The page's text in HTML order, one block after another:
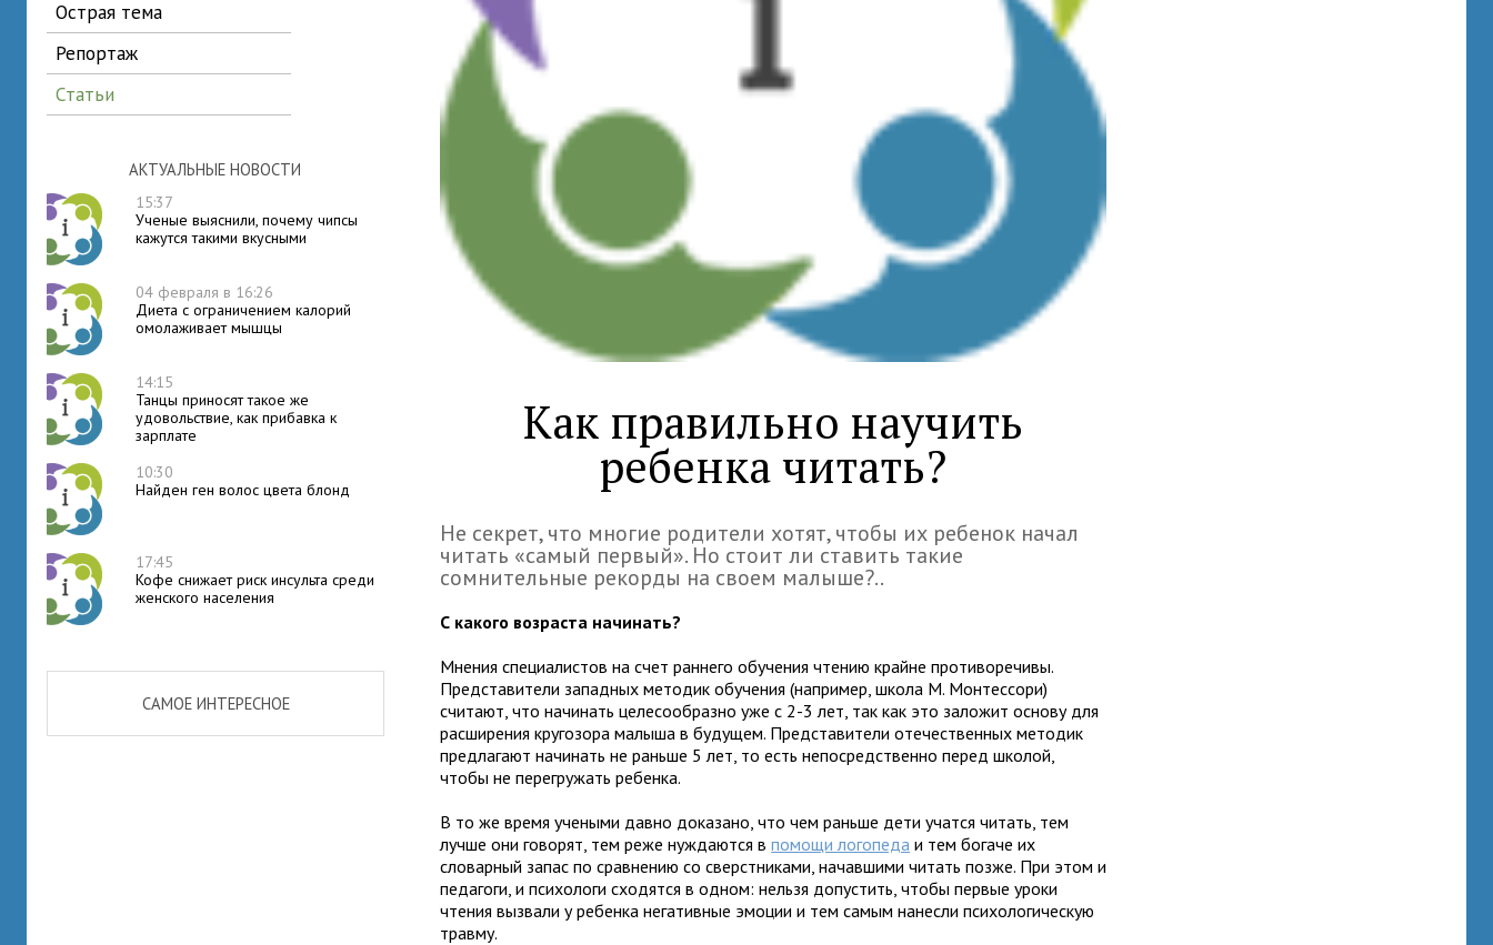
острая тема
репортаж
статьи
АКТУАЛЬНЫЕ НОВОСТИ
15:37
Ученые выяснили, почему чипсы
кажутся такими вкусными
04 февраля в 16:26
Диета с ограничением калорий
омолаживает мышцы
14:15
Танцы приносят такое же
удовольствие, как прибавка к
зарплате
10:30
Найден ген волос цвета блонд
17:45
Кофе снижает риск инсульта среди
женского населения
САМОЕ ИНТЕРЕСНОЕ
Как правильно научить
ребенка читать?
Не секрет, что многие родители хотят, чтобы их ребенок начал
читать «самый первый». Но стоит ли ставить такие
сомнительные рекорды на своем малыше?..
С какого возраста начинать?
Мнения специалистов на счет раннего обучения чтению крайне противоречивы.
Представители западных методик обучения (например, школа М. Монтессори)
считают, что начинать целесообразно уже с 2-3 лет, так как это заложит основу для
расширения кругозора малыша в будущем. Представители отечественных методик
предлагают начинать не раньше 5 лет, то есть непосредственно перед школой,
чтобы не перегружать ребенка.
В то же время учеными давно доказано, что чем раньше дети учатся читать, тем
лучше они говорят, тем реже нуждаются впомощи логопеда и тем богаче их
словарный запас по сравнению со сверстниками, начавшими читать позже. При этом и
педагоги, и психологи сходятся в одном: нельзя допустить, чтобы первые уроки
чтения вызвали у ребенка негативные эмоции и тем самым нанесли психологическую
травму.